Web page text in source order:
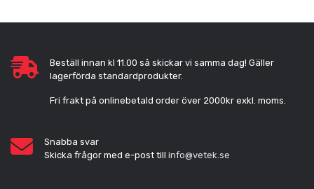
Beställ innan kl 11.00 så skickar vi samma dag! Gäller
lagerförda standardprodukter.
Fri frakt på onlinebetald order över 2000kr exkl. moms.
Snabba svar
Skicka frågor med e-post till info@vetek.se